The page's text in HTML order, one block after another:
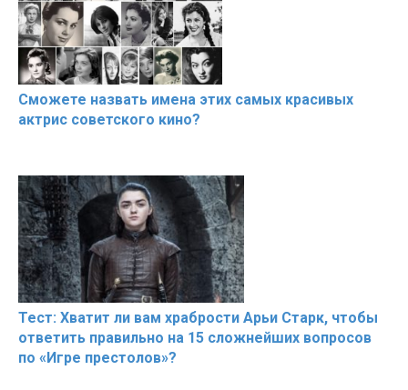
Сможете назвать имена этих самых красивых
актрис советского кино?
Тест: Хватит ли вам храбрости Арьи Старк, чтобы
ответить правильно на 15 сложнейших вопросов
по «Игре престолов»?